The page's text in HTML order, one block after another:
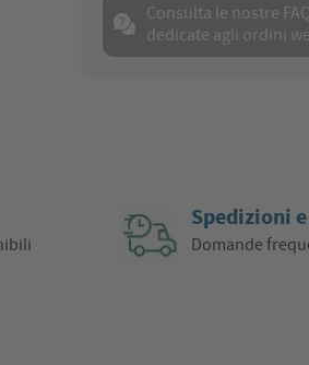
Consulta le nostre
dedicate agli ordini
Spedizioni
Domande